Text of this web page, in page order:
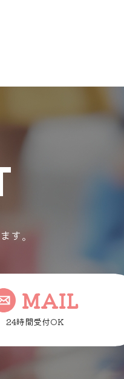
す。
MAIL
24時間受付OK